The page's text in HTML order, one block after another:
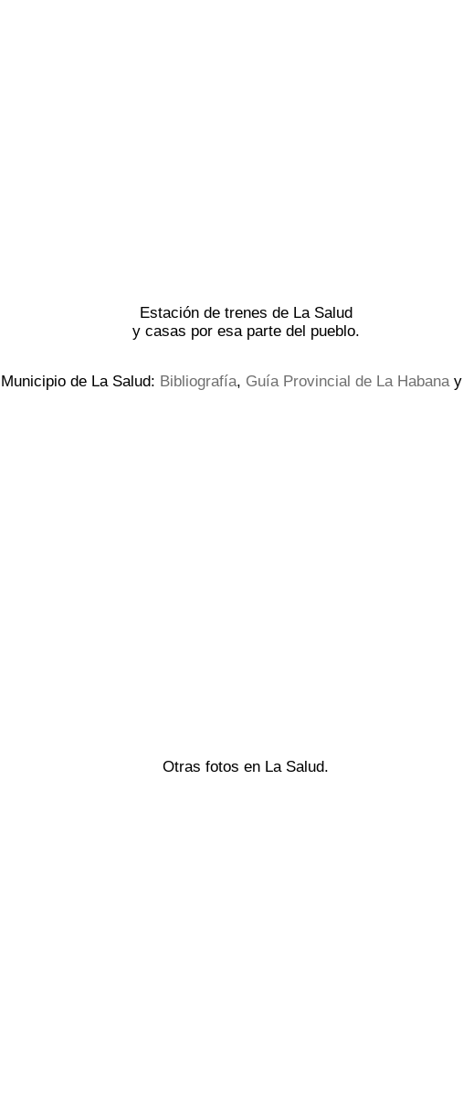
Estación de trenes de La Salud
y casas por esa parte del pueblo.
de La Salud: Bibliografía, Guía Provincial de La Habanay
Otras fotos en La Salud.